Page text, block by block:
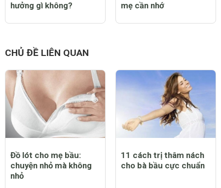
hưởng gì không?
mẹ cần nhớ
CHỦ ĐỀ LIÊN QUAN
Đồ lót cho mẹ bầu:
chuyện nhỏ mà không
nhỏ
11 cách trị thâm nách
cho bà bầu cực chuẩn